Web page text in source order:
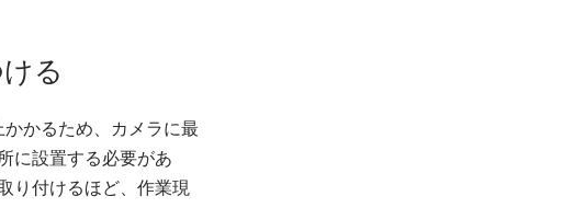
る
かるため、カメラに最
に設置する必要があ
り付けるほど、作業現